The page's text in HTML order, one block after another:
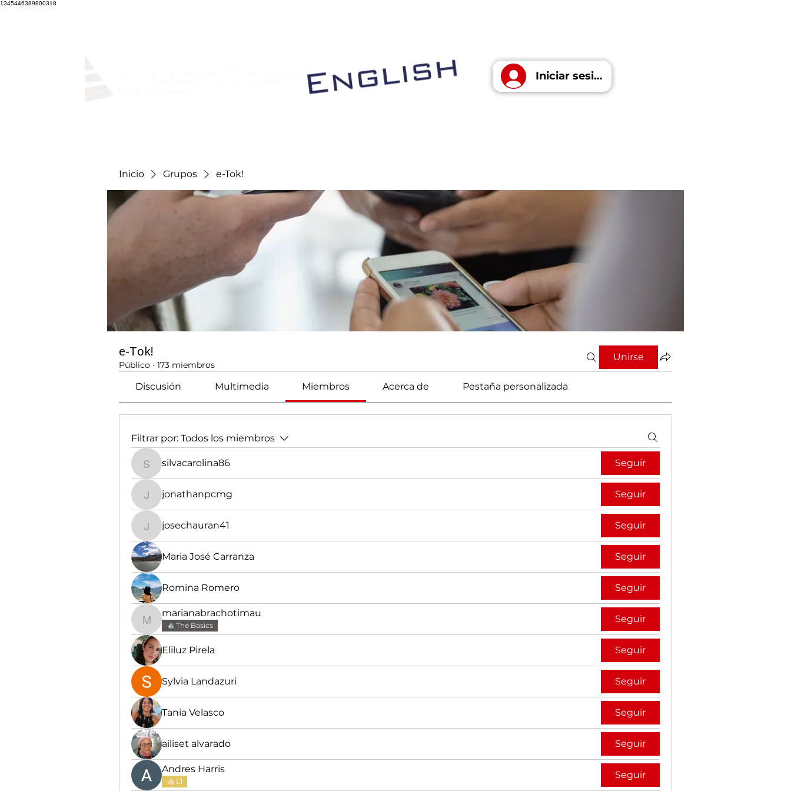
1345446389800318
Iniciar sesión
Inicio Grupos e-Tok!
e-Tok!
Público · 173 miembros
Unirse
Discusión Multimedia Miembros Acerca de Pestaña personalizada
Filtrar por: Todos los miembros
silvacarolina86
silvacarolina86 Seguir
jonathanpcmg
jonathanpcmg Seguir
josechauran41
josechauran41 Seguir
Maria José Carranza Seguir
Romina Romero Seguir
marianabrachotimau
marianabrachotimau
The Basics
Seguir
Eliluz Pirela Seguir
Sylvia Landazuri Seguir
Tania Velasco Seguir
ailiset alvarado Seguir
Andres Harris
L1
Seguir